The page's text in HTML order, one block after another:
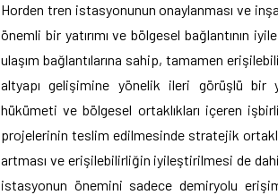
Horden tren istasyonunun onaylanması ve
önemli bir yatırımı ve bölgesel bağlantının
ulaşım bağlantılarına sahip, tamamen
altyapı gelişimine yönelik ileri görüşlü bir
hükümeti ve bölgesel ortaklıkları içeren
projelerinin teslim edilmesinde stratejik
artması ve erişilebilirliğin iyileştirilmesi de
istasyonun önemini sadece demiryolu